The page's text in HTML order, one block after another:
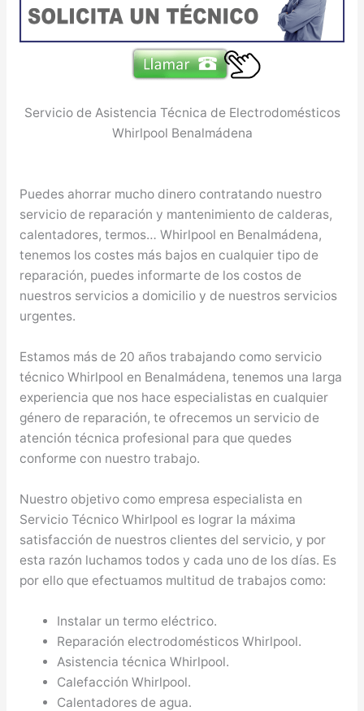
Servicio de Asistencia Técnica de Electrodomésticos
Whirlpool Benalmádena
Puedes ahorrar mucho dinero contratando nuestro
servicio de reparación y mantenimiento de calderas,
calentadores, termos… Whirlpool en Benalmádena,
tenemos los costes más bajos en cualquier tipo de
reparación, puedes informarte de los costos de
nuestros servicios a domicilio y de nuestros servicios
urgentes.
Estamos más de 20 años trabajando como servicio
técnico Whirlpool en Benalmádena, tenemos una larga
experiencia que nos hace especialistas en cualquier
género de reparación, te ofrecemos un servicio de
atención técnica profesional para que quedes
conforme con nuestro trabajo.
Nuestro objetivo como empresa especialista en
Servicio Técnico Whirlpool es lograr la máxima
satisfacción de nuestros clientes del servicio, y por
esta razón luchamos todos y cada uno de los días. Es
por ello que efectuamos multitud de trabajos como:
Instalar un termo eléctrico.
Reparación electrodomésticos Whirlpool.
Asistencia técnica Whirlpool.
Calefacción Whirlpool.
Calentadores de agua.